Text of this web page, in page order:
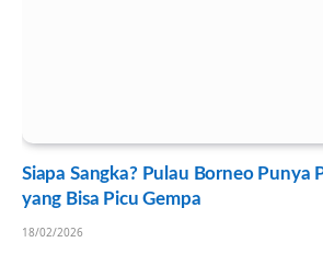
Siapa Sangka? Pulau Borneo Punya
yang Bisa Picu Gempa
18/02/2026